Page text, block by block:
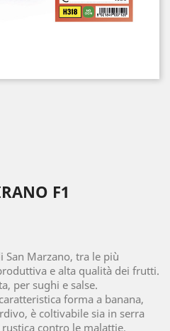
F1
San Marzano, tra le più
e alta qualità dei frutti.
per sughi e salse.
forma a banana,
è coltivabile sia in serra
contro le malattie,